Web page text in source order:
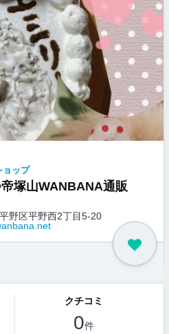
ョップ
塚山WANBANA通販
野区平野西2丁目5-20
クチコミ
0件